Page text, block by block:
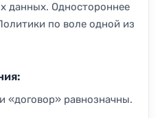
данных. Одностороннее
по воле одной из
«договор» равнозначны.